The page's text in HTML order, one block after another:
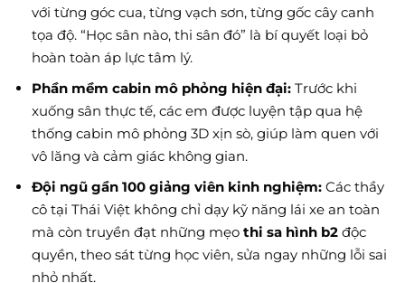
với từng góc cua, từng vạch sơn, từng gốc cây canh
tọa độ. “Học sân nào, thi sân đó” là bí quyết loại bỏ
hoàn toàn áp lực tâm lý.
Phần mềm cabin mô phỏng hiện đại:Trước khi
xuống sân thực tế, các em được luyện tập qua hệ
thống cabin mô phỏng 3D xịn sò, giúp làm quen với
vô lăng và cảm giác không gian.
Đội ngũ gần 100 giảng viên kinh nghiệm:Các thầy
cô tại Thái Việt không chỉ dạy kỹ năng lái xe an toàn
mà còn truyền đạt những mẹo thi sa hình b2độc
quyền, theo sát từng học viên, sửa ngay những lỗi sai
nhỏ nhất.